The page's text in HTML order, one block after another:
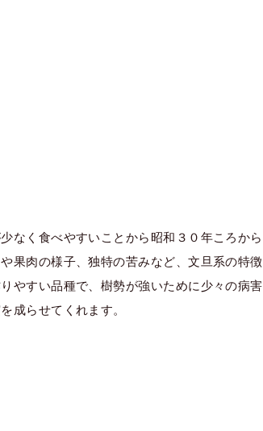
なく食べやすいことから昭和３０年ころから
果肉の様子、独特の苦みなど、文旦系の特徴
やすい品種で、樹勢が強いために少々の病害
成らせてくれます。